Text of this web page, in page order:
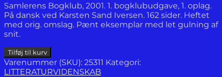
Samlerens Bogklub, 2001. 1. bogklubudgave, 1. oplag.
På dansk ved Karsten Sand Iversen. 162 sider. Heftet
med orig. omslag. Pænt eksemplar med let gulning af
snit.
En
levendes
efterladte
Tilføj til kurv
Varenummer (SKU): 25311 Kategori:
LITTERATURVIDENSKAB